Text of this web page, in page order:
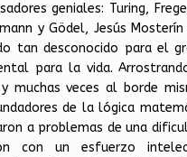
geniales: Turing,
y Gödel, Jesús
tan desconocido para el
para la vida.
muchas veces al borde
de la lógica
a problemas de una
con un esfuerzo